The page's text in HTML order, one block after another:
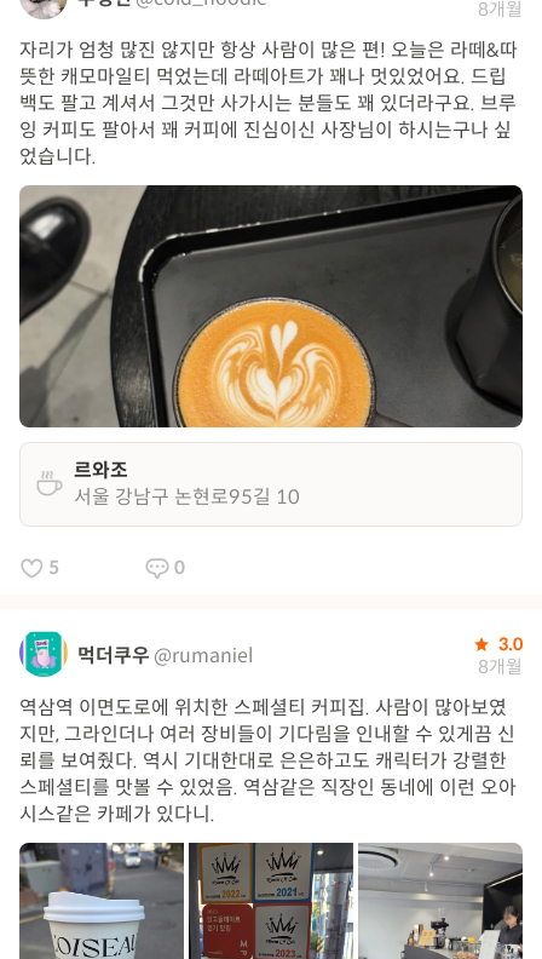
8개월
자리가 엄청 많진 않지만 항상 사람이 많은 편! 오늘은 라떼&따
뜻한 캐모마일티 먹었는데 라떼아트가 꽤나 멋있었어요. 드립
백도 팔고 계셔서 그것만 사가시는 분들도 꽤 있더라구요. 브루
잉 커피도 팔아서 꽤 커피에 진심이신 사장님이 하시는구나 싶
었습니다.
르와조
서울 강남구 논현로95길 10
5 0
먹더쿠우 @rumaniel 3.0
8개월
역삼역 이면도로에 위치한 스페셜티 커피집. 사람이 많아보였
지만, 그라인더나 여러 장비들이 기다림을 인내할 수 있게끔 신
뢰를 보여줬다. 역시 기대한대로 은은하고도 캐릭터가 강렬한
스페셜티를 맛볼 수 있었음. 역삼같은 직장인 동네에 이런 오아
시스같은 카페가 있다니.